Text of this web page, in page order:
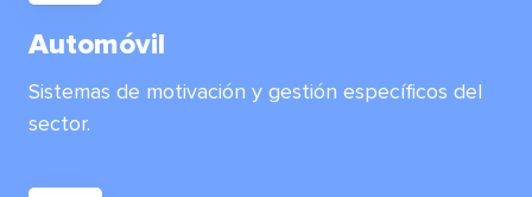
Automóvil
Sistemas de motivación y gestión específicos del
sector.